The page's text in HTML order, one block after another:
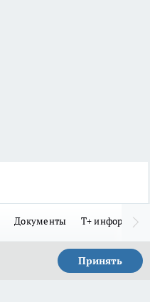
Документы Т+
Принять